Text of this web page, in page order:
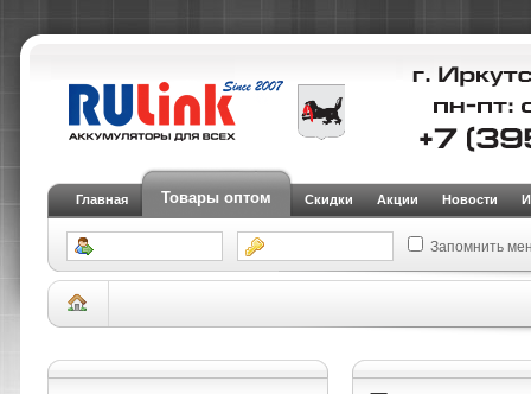
Главная Товары оптом Скидки Акции Новости
Запомнить
АКБ для электротранспорта (тяговые)
RDrive ELECTRO Velo 6-DZF-23-2025